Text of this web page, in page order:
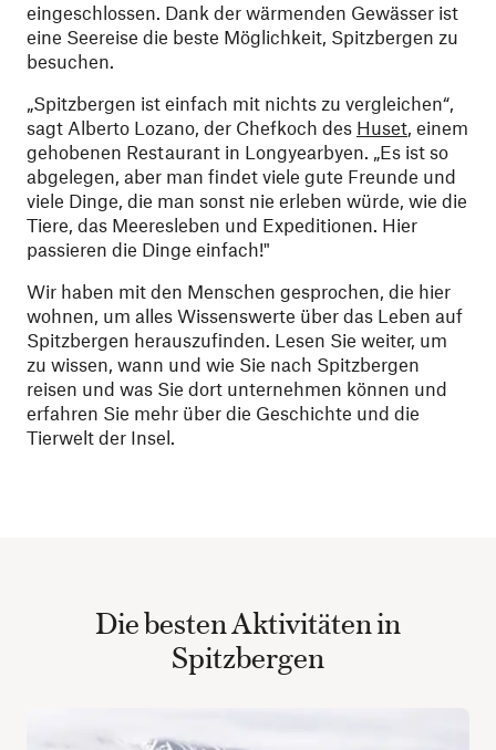
eingeschlossen. Dank der wärmenden Gewässer ist
eine Seereise die beste Möglichkeit, Spitzbergen zu
besuchen.
„Spitzbergen ist einfach mit nichts zu vergleichen“,
sagt Alberto Lozano, der Chefkoch des Huset, einem
gehobenen Restaurant in Longyearbyen. „Es ist so
abgelegen, aber man findet viele gute Freunde und
viele Dinge, die man sonst nie erleben würde, wie die
Tiere, das Meeresleben und Expeditionen. Hier
passieren die Dinge einfach!"
Wir haben mit den Menschen gesprochen, die hier
wohnen, um alles Wissenswerte über das Leben auf
Spitzbergen herauszufinden. Lesen Sie weiter, um
zu wissen, wann und wie Sie nach Spitzbergen
reisen und was Sie dort unternehmen können und
erfahren Sie mehr über die Geschichte und die
Tierwelt der Insel.
Die besten Aktivitäten in
Spitzbergen